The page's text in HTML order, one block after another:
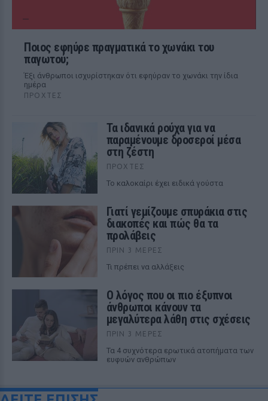
Ποιος εφηύρε πραγματικά το χωνάκι του
παγωτού;
Έξι άνθρωποι ισχυρίστηκαν ότι εφηύραν το χωνάκι την ίδια
ημέρα
ΠΡΟΧΤΈΣ
Τα ιδανικά ρούχα για να
παραμένουμε δροσεροί μέσα
στη ζέστη
ΠΡΟΧΤΈΣ
To καλοκαίρι έχει ειδικά γούστα
Γιατί γεμίζουμε σπυράκια στις
διακοπές και πώς θα τα
προλάβεις
ΠΡΙΝ 3 ΜΈΡΕΣ
Τι πρέπει να αλλάξεις
Ο λόγος που οι πιο έξυπνοι
άνθρωποι κάνουν τα
μεγαλύτερα λάθη στις σχέσεις
ΠΡΙΝ 3 ΜΈΡΕΣ
Τα 4 συχνότερα ερωτικά ατοπήματα των
ευφυών ανθρώπων